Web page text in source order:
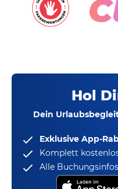
Hol
Dein
Exklusive App-
Komplett
Alle